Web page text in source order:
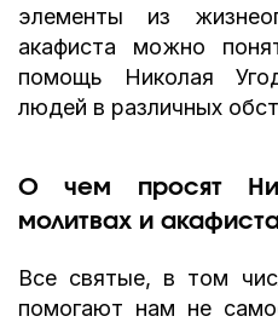
элементы из
акафиста можно
помощь Николая
людей в различных
О чем просят
молитвах и
Все святые, в том
помогают нам не